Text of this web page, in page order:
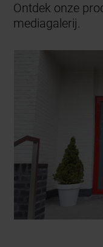
Ontdek onze
mediagalerij.